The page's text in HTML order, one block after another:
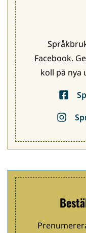
Facebook.
koll på nya